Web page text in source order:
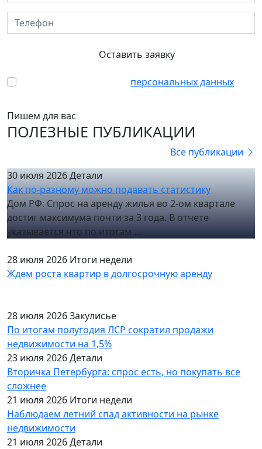
Телефон
Оставить заявку
персональных данных
Пишем для вас
ПОЛЕЗНЫЕ ПУБЛИКАЦИИ
Все публикации
30 июля 2026Детали
Как по-разному можно подавать статистику
Дом РФ: Спрос на аренду жилья во 2-ом квартале
достиг максимума почти за 3 года. В отчете
указывается что по итогам ...
28 июля 2026 Итоги недели
Ждем роста квартир в долгосрочную аренду
28 июля 2026Закулисье
По итогам полугодия ЛСР сократил продажи
недвижимости на 1,5%
23 июля 2026Детали
Вторичка Петербурга: спрос есть, но покупать все
сложнее
21 июля 2026 Итоги недели
Наблюдаем летний спад активности на рынке
недвижимости
21 июля 2026Детали